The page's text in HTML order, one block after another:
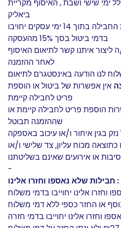
ימי שישי ושבת , האיסוף מקריית
ביאליק
לקוח/ה שלא יאספו את החבילה בתוך 14 ימי עסקים יחויבו
בדמי ביטול בסך 15% מהעסקה
ליצור איתנו קשר לתיאום האיסוף
לאחר ההזמנה
לנו הודעה באינסטגרם לתיאום
אין אפשרות של ביטול או הוספת
פריט לחבילה קיימת
הוספת פריט לחבילה קיימת או
שההזמנה תבוטל
בגין איחור ו/או עיכוב באספקה
מכוח עליון, צד שלישי ו/או
או אירועים שאינם בשליטתנו
-
חבילות שלא נאספו וחזרו אלינו :
וחזרו אלינו יחוייבו בדמי משלוח
או החזר כספי ללא דמי משלוח
וחזרו אלינו יחוייבו בדמי חזרה